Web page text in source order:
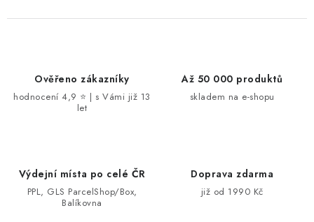
Ověřeno zákazníky
hodnocení 4,9 ⭐ | s Vámi již 13
let
Až 50 000 produktů
skladem na e-shopu
Výdejní místa po celé ČR
PPL, GLS ParcelShop/Box,
Balíkovna
Doprava zdarma
již od 1990 Kč